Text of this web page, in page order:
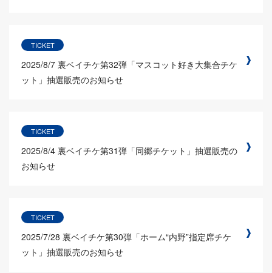
TICKET
2025/8/7 裏ベイチケ第32弾「マスコット好き大集合チケ
ット」抽選販売のお知らせ
TICKET
2025/8/4 裏ベイチケ第31弾「同郷チケット」抽選販売の
お知らせ
TICKET
2025/7/28 裏ベイチケ第30弾「ホーム“内野”指定席チケ
ット」抽選販売のお知らせ